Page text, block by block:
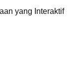
yang Interaktif